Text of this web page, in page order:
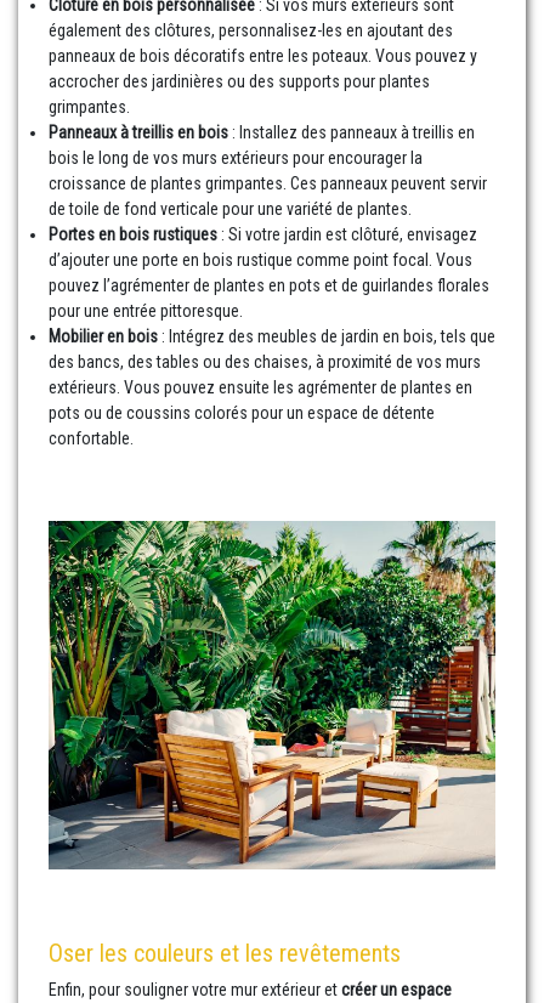
Clôture en bois personnalisée : Si vos murs extérieurs sont
également des clôtures, personnalisez-les en ajoutant des
panneaux de bois décoratifs entre les poteaux. Vous pouvez y
accrocher des jardinières ou des supports pour plantes
grimpantes.
Panneaux à treillis en bois : Installez des panneaux à treillis en
bois le long de vos murs extérieurs pour encourager la
croissance de plantes grimpantes. Ces panneaux peuvent servir
de toile de fond verticale pour une variété de plantes.
Portes en bois rustiques : Si votre jardin est clôturé, envisagez
d’ajouter une porte en bois rustique comme point focal. Vous
pouvez l’agrémenter de plantes en pots et de guirlandes florales
pour une entrée pittoresque.
Mobilier en bois : Intégrez des meubles de jardin en bois, tels que
des bancs, des tables ou des chaises, à proximité de vos murs
extérieurs. Vous pouvez ensuite les agrémenter de plantes en
pots ou de coussins colorés pour un espace de détente
confortable.
Oser les couleurs et les revêtements
Enfin, pour souligner votre mur extérieur etcréer un espace